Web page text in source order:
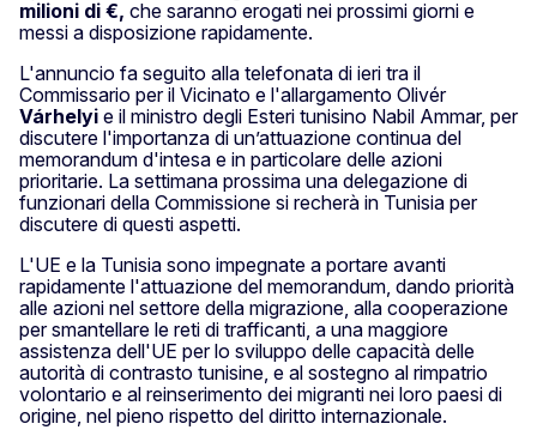
milioni di €, che saranno erogati nei prossimi giorni e
messi a disposizione rapidamente.
L'annuncio fa seguito alla telefonata di ieri tra il
Commissario per il Vicinato e l'allargamento Olivér
Várhelyi e il ministro degli Esteri tunisino Nabil Ammar, per
discutere l'importanza di un’attuazione continua del
memorandum d'intesa e in particolare delle azioni
prioritarie. La settimana prossima una delegazione di
funzionari della Commissione si recherà in Tunisia per
discutere di questi aspetti.
L'UE e la Tunisia sono impegnate a portare avanti
rapidamente l'attuazione del memorandum, dando priorità
alle azioni nel settore della migrazione, alla cooperazione
per smantellare le reti di trafficanti, a una maggiore
assistenza dell'UE per lo sviluppo delle capacità delle
autorità di contrasto tunisine, e al sostegno al rimpatrio
volontario e al reinserimento dei migranti nei loro paesi di
origine, nel pieno rispetto del diritto internazionale.